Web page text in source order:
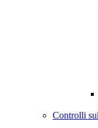
Controlli